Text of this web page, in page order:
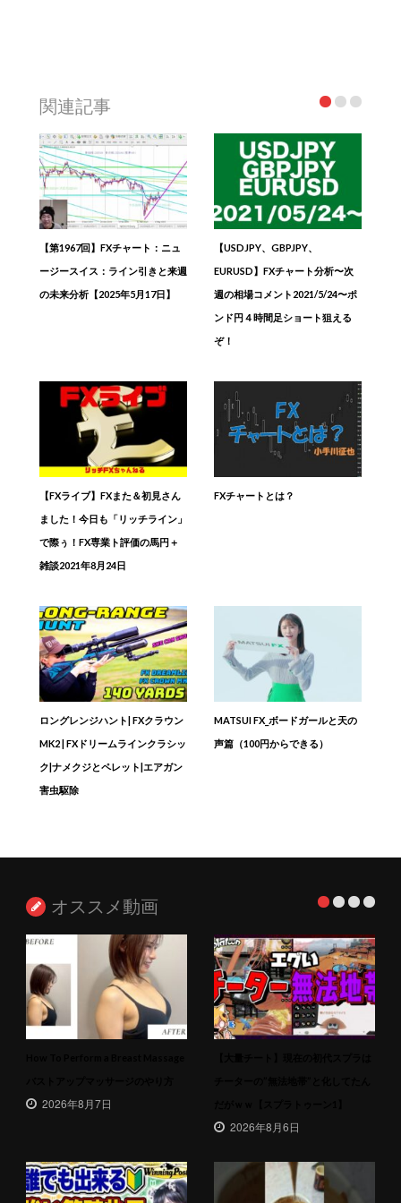
関連記事
【第1967回】FXチャート：ニュ
ージースイス：ライン引きと来週
の未来分析【2025年5月17日】
【USDJPY、GBPJPY、
EURUSD】FXチャート分析〜次
週の相場コメント2021/5/24〜ポ
ンド円４時間足ショート狙える
ぞ！
【FXライブ】FXまた＆初見さん
ました！今日も「リッチライン」
で際ぅ！FX専業ト評価の馬円＋
雑談2021年8月24日
FXチャートとは？
ロングレンジハント| FXクラウン
MK2 | FXドリームラインクラシッ
ク|ナメクジとペレット|エアガン
害虫駆除
MATSUI FX_ボードガールと天の
声篇（100円からできる）
オススメ動画
2026年8月7日
2026年8月6日